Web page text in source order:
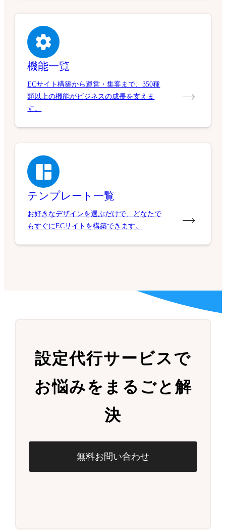
機能一覧
ECサイト構築から運営・集客まで、350種
類以上の機能がビジネスの成長を支えま
す。
テンプレート一覧
お好きなデザインを選ぶだけで、どなたで
もすぐにECサイトを構築できます。
設定代行サービスで
お悩みをまるごと解
決
無料お問い合わせ